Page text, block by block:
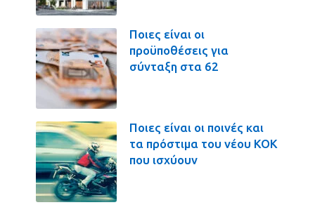
Ποιες είναι οι
προϋποθέσεις για
σύνταξη στα 62
Ποιες είναι οι ποινές και
τα πρόστιμα του νέου ΚΟΚ
που ισχύουν